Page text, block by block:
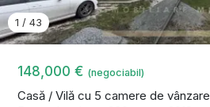
148,000 € (negociabil)
Casă / Vilă cu 5 camere de vânzare
1 / 43